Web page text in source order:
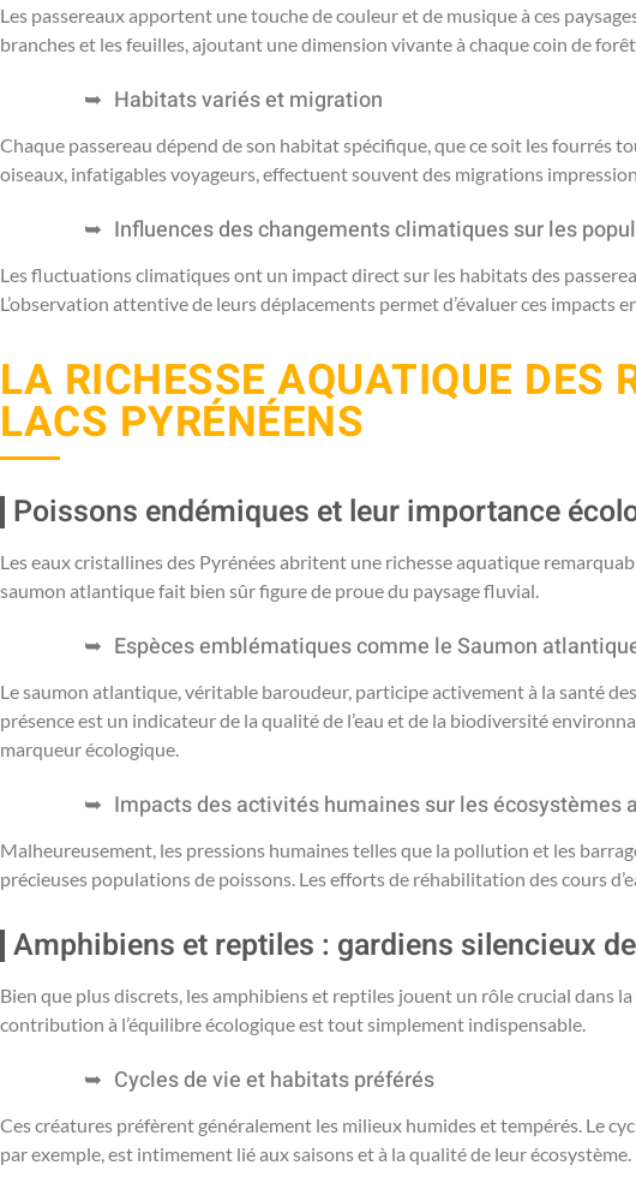
Les passereaux apportent une touche de couleur et de musique à ces
branches et les feuilles, ajoutant une dimension vivante à chaque coin de forêt.
Habitats variés et migration
Chaque passereau dépend de son habitat spécifique, que ce soit les fourrés
oiseaux, infatigables voyageurs, effectuent souvent des migrations
Influences des changements climatiques sur les
Les fluctuations climatiques ont un impact direct sur les habitats des
L’observation attentive de leurs déplacements permet d’évaluer ces impacts
LA RICHESSE AQUATIQUE DES
LACS PYRÉNÉENS
Poissons endémiques et leur importance
Les eaux cristallines des Pyrénées abritent une richesse aquatique
saumon atlantique fait bien sûr figure de proue du paysage fluvial.
Espèces emblématiques comme le Saumon
Le saumon atlantique, véritable baroudeur, participe activement à la santé
présence est un indicateur de la qualité de l’eau et de la biodiversité
marqueur écologique.
Impacts des activités humaines sur les écosystèmes
Malheureusement, les pressions humaines telles que la pollution et les
précieuses populations de poissons. Les efforts de réhabilitation des cours
Amphibiens et reptiles : gardiens silencieux
Bien que plus discrets, les amphibiens et reptiles jouent un rôle crucial dans
contribution à l’équilibre écologique est tout simplement indispensable.
Cycles de vie et habitats préférés
Ces créatures préfèrent généralement les milieux humides et tempérés. Le
par exemple, est intimement lié aux saisons et à la qualité de leur écosystème.